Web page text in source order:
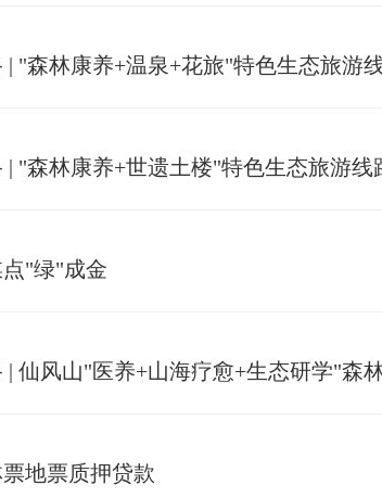
| "森林康养+温泉+花旅"特色生态旅游
| "森林康养+世遗土楼"特色生态旅游线
"绿"成金
| 仙风山"医养+山海疗愈+生态研学"森
地票质押贷款